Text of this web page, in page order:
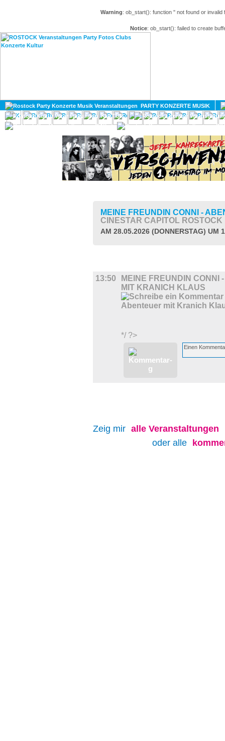
Warning: ob_start(): function '' not found or
Notice: ob_start(): failed to create
PARTY KONZERTE MUSIK
KULTUR
GAY
MEINE FREUNDIN CONNI -
CINESTAR CAPITOL ROSTOCK
AM 28.05.2026 (DONNERSTAG) UM
13:50
MEINE FREUNDIN CONNI
MIT KRANICH KLAUS
*/ ?>
Zeig mir alle Veranstaltungen
oder alle